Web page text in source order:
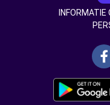
INFORMATIE